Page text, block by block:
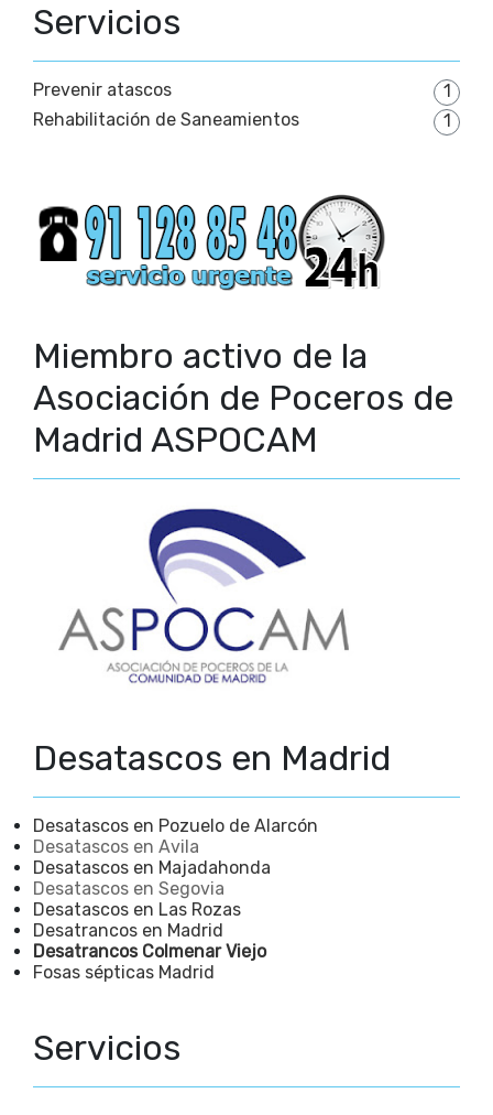
Servicios
Prevenir atascos
1
Rehabilitación de Saneamientos
1
Miembro activo de la
Asociación de Poceros de
Madrid ASPOCAM
Desatascos en Madrid
Desatascos en Pozuelo de Alarcón
Desatascos en Avila
Desatascos en Majadahonda
Desatascos en Segovia
Desatascos en Las Rozas
Desatrancos en Madrid
Desatrancos Colmenar Viejo
Fosas sépticas Madrid
Servicios